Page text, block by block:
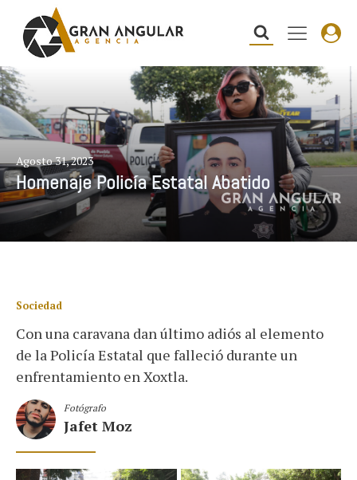
Agosto 31, 2023
Homenaje Policía Estatal Abatido
Sociedad
Con una caravana dan último adiós al elemento
de la Policía Estatal que falleció durante un
enfrentamiento en Xoxtla.
Fotógrafo
Jafet Moz